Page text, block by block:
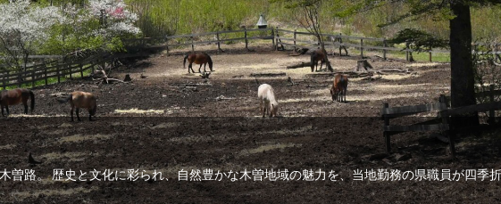
曽路。 歴史と文化に彩られ、自然豊かな木曽地域の魅力を、当地勤務の県職員が四季